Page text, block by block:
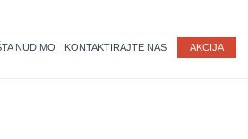
NUDIMO KONTAKTIRAJTE NAS AKCIJA